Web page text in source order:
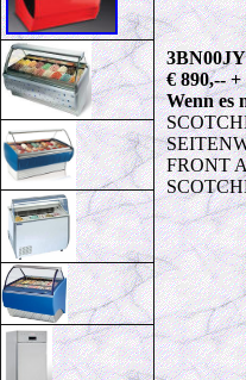
€ 890,--
Wenn es
FRONT